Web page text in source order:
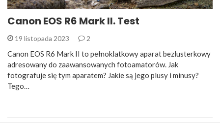
Canon EOS R6 Mark II. Test
19 listopada 2023 2
Canon EOS R6 Mark II to pełnoklatkowy aparat bezlusterkowy
adresowany do zaawansowanych fotoamatorów. Jak
fotografuje się tym aparatem? Jakie są jego plusy i minusy?
Tego…